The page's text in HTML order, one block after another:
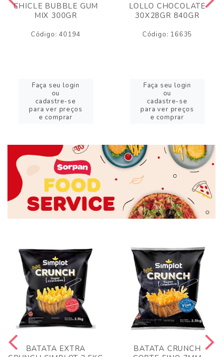
CHICLE BUBBLE GUM
MIX 300GR
Código: 40194
Faça seu login
ou
cadastre-se
para ver preços
e comprar
LOLLO CHOCOLATE
30X28GR 840GR
Código: 16635
Faça seu login
ou
cadastre-se
para ver preços
e comprar
BATATA EXTRA
BATATA CRUNCH